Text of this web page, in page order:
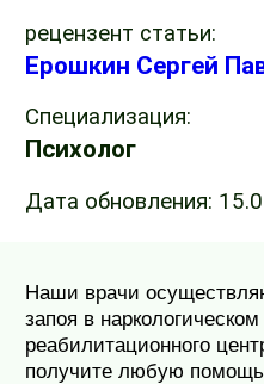
рецензент статьи:
Ерошкин Сергей
Специализация:
Психолог
Дата обновления:
Наши врачи
запоя в
реабилитационного
получите любую